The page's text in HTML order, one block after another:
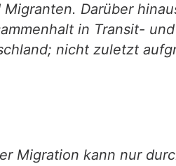
Darüber
in Transit-
nicht zuletzt
Migration kann nur